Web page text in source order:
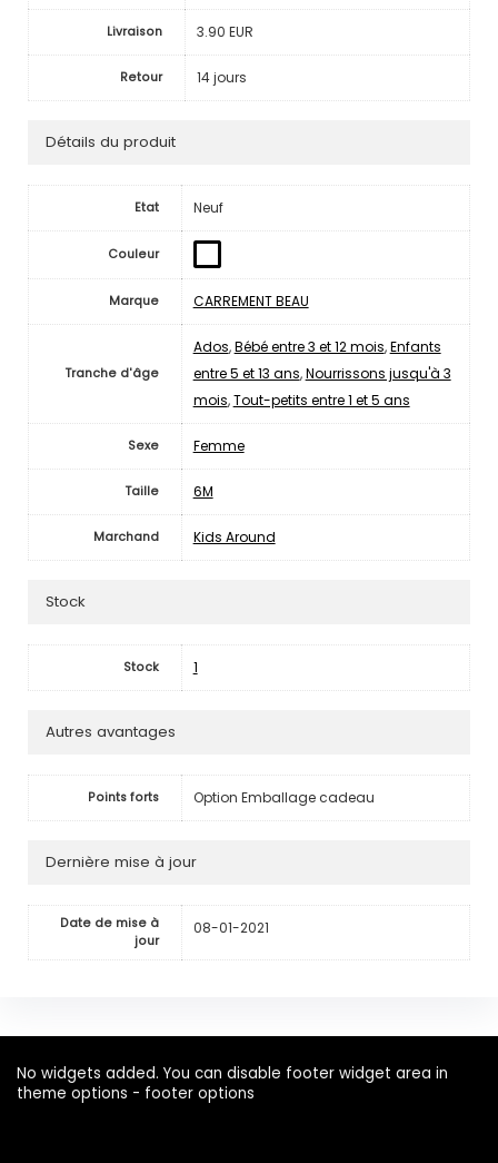
Livraison 3.90 EUR
Retour 14 jours
Détails du produit
Etat Neuf
Couleur
Marque CARREMENT BEAU
Tranche d'âge
Ados,Bébé entre 3 et 12 mois,Enfants
entre 5 et 13 ans,Nourrissons jusqu'à 3
mois,Tout-petits entre 1 et 5 ans
Sexe Femme
Taille 6M
Marchand Kids Around
Stock
Stock 1
Autres avantages
Points forts Option Emballage cadeau
Dernière mise à jour
Date de mise à
jour
08-01-2021
No widgets added. You can disable footer widget area in
theme options - footer options